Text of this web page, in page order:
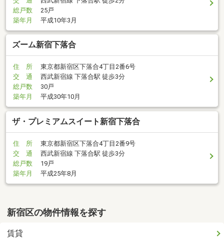
総戸数
25戸
築年月
平成10年3月
ズーム新宿下落合
住 所
東京都新宿区下落合4丁目2番6号
交 通
西武新宿線 下落合駅 徒歩3分
総戸数
30戸
築年月
平成30年10月
ザ・プレミアムスイート新宿下落合
住 所
東京都新宿区下落合4丁目2番9号
交 通
西武新宿線 下落合駅 徒歩3分
総戸数
19戸
築年月
平成25年8月
新宿区の物件情報を探す
賃貸